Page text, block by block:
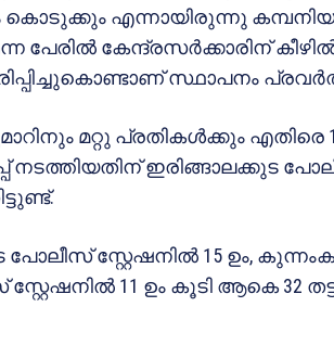
കൊടുക്കും എന്നായിരുന്നു
പേരിൽ കേന്ദ്രസർക്കാരിന്
സ്ഥാപനം
മറ്റു പ്രതികൾക്കും എതിരെ
നടത്തിയതിന് ഇരിങ്ങാലക്കുട
പോലീസ് സ്റ്റേഷനിൽ 15 ഉം,
11 ഉം കൂടി ആകെ 32